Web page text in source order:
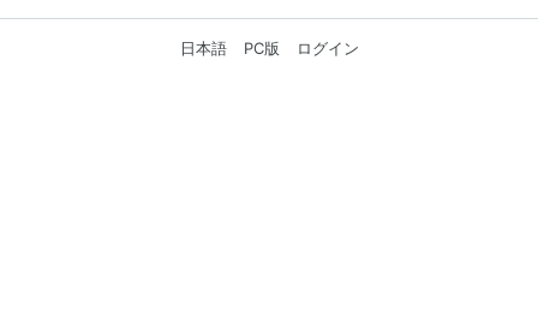
日本語 PC版 ログイン